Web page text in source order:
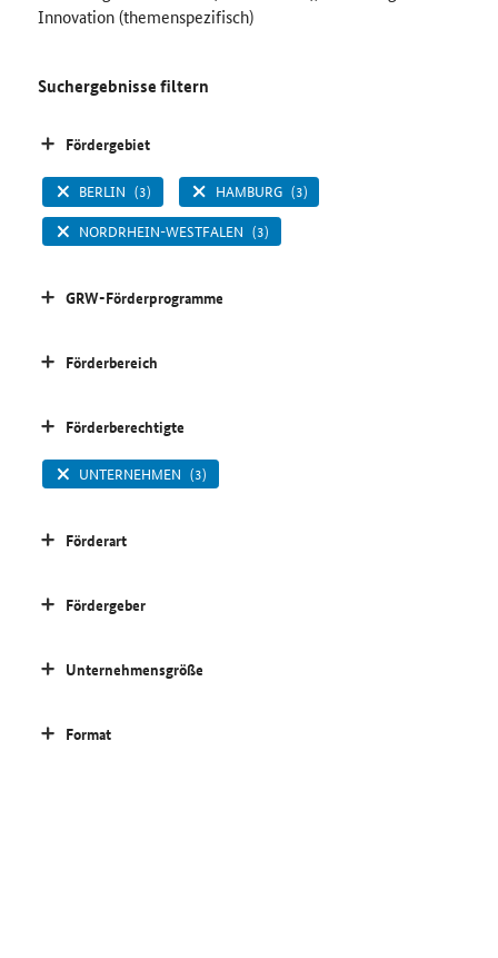
Innovation (themenspezifisch)
Suchergebnisse filtern
Fördergebiet
BERLIN (3) HAMBURG (3)
NORDRHEIN-WESTFALEN (3)
GRW-Förderprogramme
Förderbereich
Förderberechtigte
UNTERNEHMEN (3)
Förderart
Fördergeber
Unternehmensgröße
Format